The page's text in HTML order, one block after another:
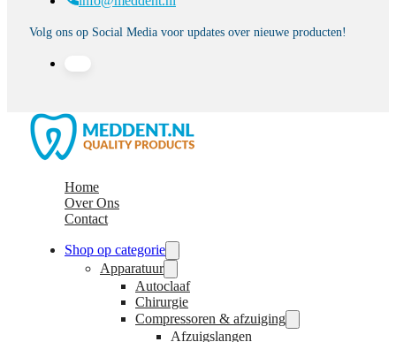
Volg ons op Social Media voor updates over nieuwe producten!
Home
Over Ons
Contact
Shop op categorie
Apparatuur
Autoclaaf
Chirurgie
Compressoren & afzuiging
Afzuigslangen